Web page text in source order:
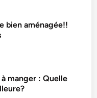
bien aménagée!!
manger : Quelle